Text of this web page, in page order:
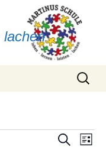
lachen
Suchen
nach:
Suche
Liste